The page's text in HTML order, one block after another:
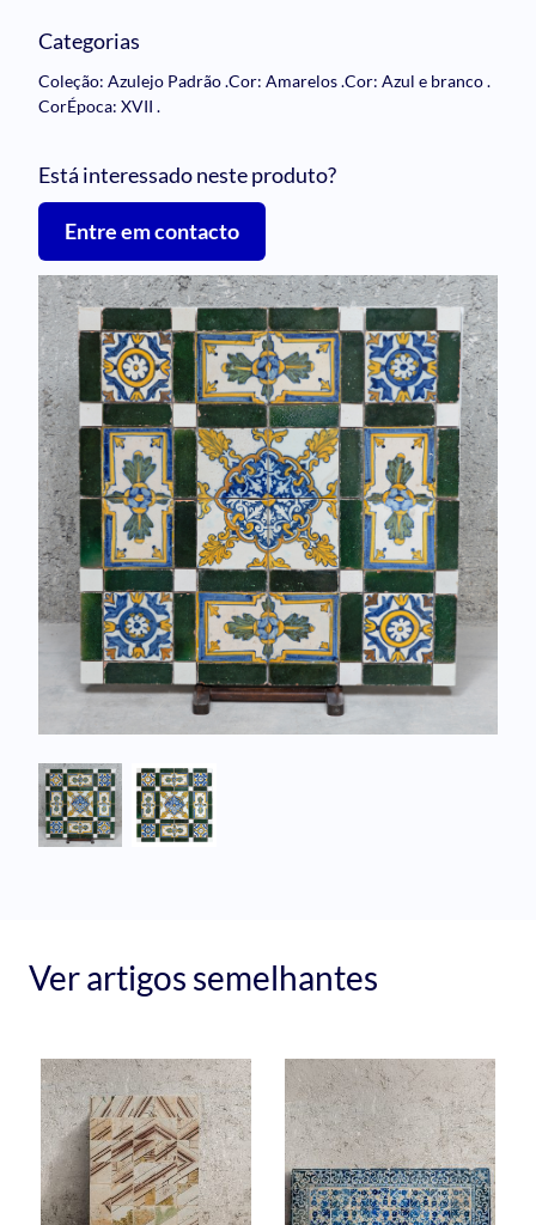
Categorias
Coleção: Azulejo Padrão.Cor: Amarelos.Cor: Azul e branco.
CorÉpoca: XVII .
Está interessado neste produto?
Entre em contacto
Ver artigos semelhantes